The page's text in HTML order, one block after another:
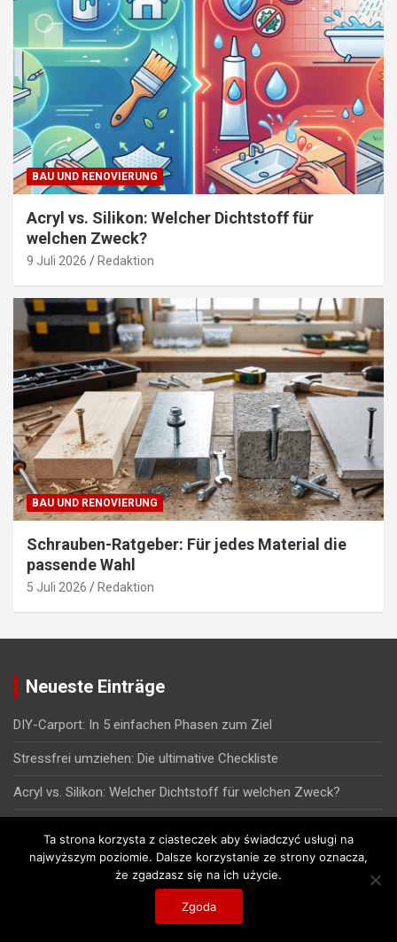
BAU UND RENOVIERUNG
Acryl vs. Silikon: Welcher Dichtstoff für
welchen Zweck?
9 Juli 2026 Redaktion
BAU UND RENOVIERUNG
Schrauben-Ratgeber: Für jedes Material die
passende Wahl
5 Juli 2026 Redaktion
Neueste Einträge
DIY-Carport: In 5 einfachen Phasen zum Ziel
Stressfrei umziehen: Die ultimative Checkliste
Acryl vs. Silikon: Welcher Dichtstoff für welchen Zweck?
Streichwerkzeug im Überblick: Welcher Pinsel, welche Rolle?
Rohrwärmetauscher – was man darüber wissen sollte
Ratgeber Bitumenkleber – Welcher Kleber hält auf Bitumen?
Ta strona korzysta z ciasteczek aby świadczyć usługi na
najwyższym poziomie. Dalsze korzystanie ze strony oznacza,
że zgadzasz się na ich użycie.
Zgoda